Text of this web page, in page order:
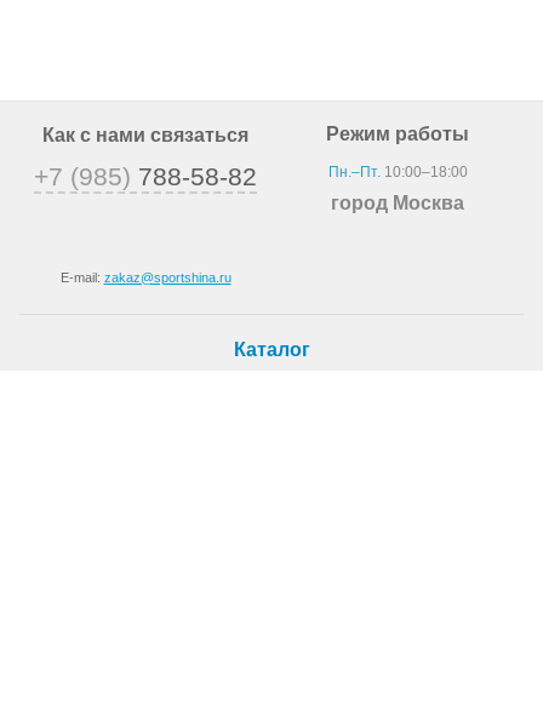
Как с нами связаться
+7 (985) 788-58-82
E-mail: zakaz@sportshina.ru
Режим работы
Пн.–Пт.10:00–18:00
город Москва
Каталог